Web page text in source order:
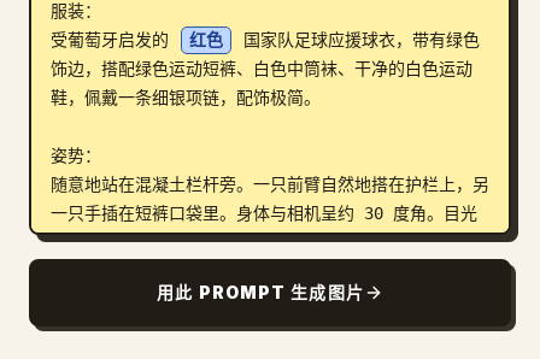
服装：
受葡萄牙启发的
红色
国家队足球应援球衣，带有绿色
饰边，搭配绿色运动短裤、白色中筒袜、干净的白色运动
鞋，佩戴一条细银项链，配饰极简。
姿势：
随意地站在混凝土栏杆旁。一只前臂自然地搭在护栏上，另
一只手插在短裤口袋里。身体与相机呈约 30 度角。目光
看向比赛方向，而不是直视镜头。肩膀放松，姿态强健，展
环境：
用此 PROMPT 生成图片